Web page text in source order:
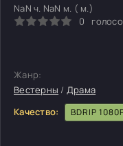
NaN ч. NaN м. ( м.)
0
Жанр:
Вестерны / Драма
Качество:
BDRIP